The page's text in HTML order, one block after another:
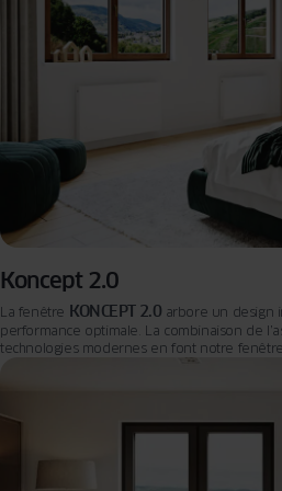
Koncept 2.0
La fenêtre KONCEPT 2.0 arbore un design
performance optimale. La combinaison de
technologies modernes en font notre
KONCEPT 2.0